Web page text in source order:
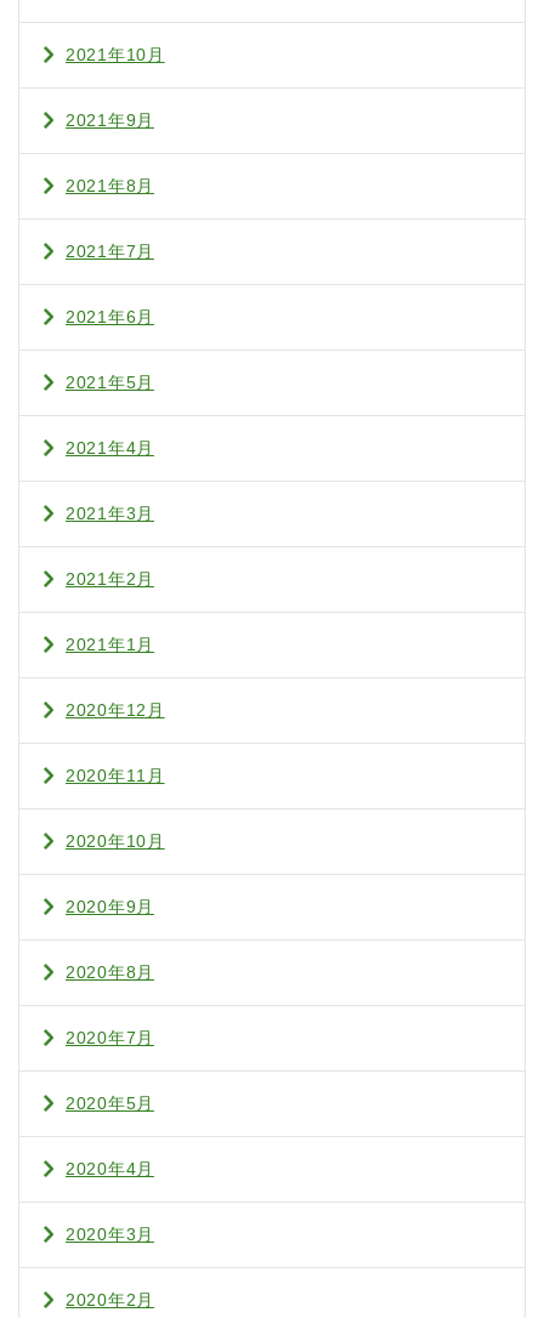
2021年10月
2021年9月
2021年8月
2021年7月
2021年6月
2021年5月
2021年4月
2021年3月
2021年2月
2021年1月
2020年12月
2020年11月
2020年10月
2020年9月
2020年8月
2020年7月
2020年5月
2020年4月
2020年3月
2020年2月